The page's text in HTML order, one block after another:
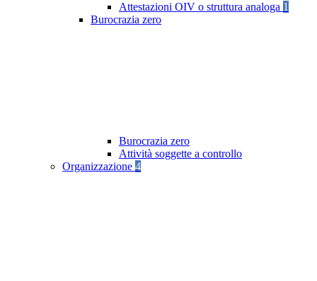
Attestazioni OIV o struttura analoga 1
Burocrazia zero
Burocrazia zero
Attività soggette a controllo
Organizzazione 4